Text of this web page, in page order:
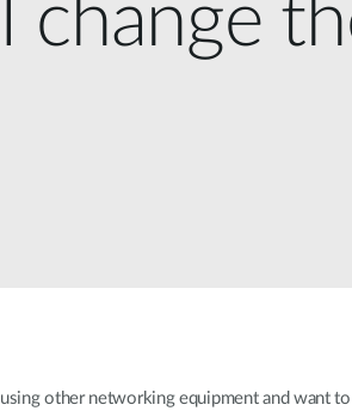
change
using other networking equipment and want